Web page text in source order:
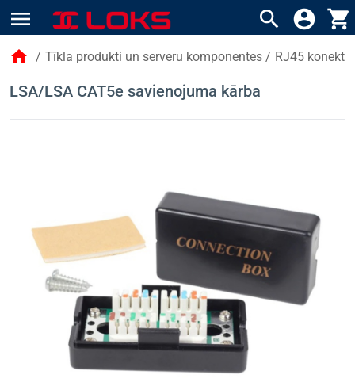
menu search account_circle shopping_cart
home / Tīkla produkti un serveru komponentes / RJ45
LSA/LSA CAT5e savienojuma kārba